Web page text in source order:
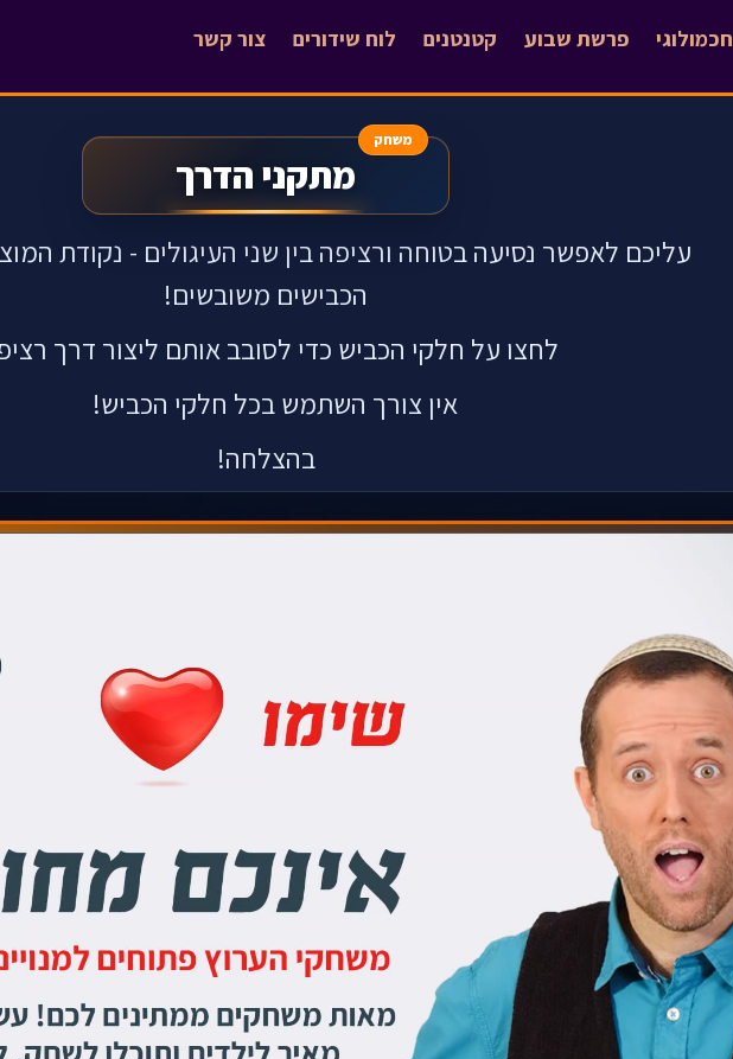
צור קשר לוח שידורים קטנטנים פרשת שבוע חכמולוגי
משחק
מתקני הדרך
עליכם לאפשר נסיעה בטוחה ורציפה בין שני העיגולים - נקודת
הכבישים משובשים!
לחצו על חלקי הכביש כדי לסובב אותם ליצור דרך
אין צורך השתמש בכל חלקי הכביש!
בהצלחה!